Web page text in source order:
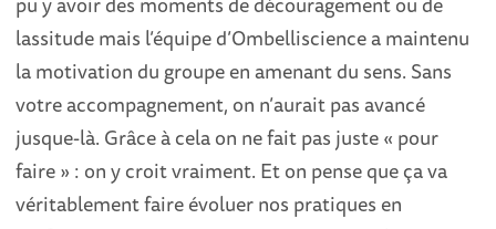
lassitude mais l’équipe d’Ombelliscience a maintenu
la motivation du groupe en amenant du sens. Sans
votre accompagnement, on n’aurait pas avancé
jusque-là. Grâce à cela on ne fait pas juste « pour
faire » : on y croit vraiment. Et on pense que ça va
véritablement faire évoluer nos pratiques en